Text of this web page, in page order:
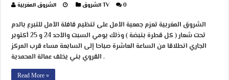
الشروق المغربية الشروق TV 0
الشروق المغربية تعزم جمعية الأمل على تنظيم قافلة الأمل للتبرع بالدم
تحت شعار ( كل قطرة بنبضة ) وذلك يومي السبت والأحد 24 و 25 أكتوبر
الجاري انطلاقا من الساعة العاشرة صباحا إلى السابعة مساء قرب المركز
القروي بني يخلف عمالة المحمدية .
Read More »